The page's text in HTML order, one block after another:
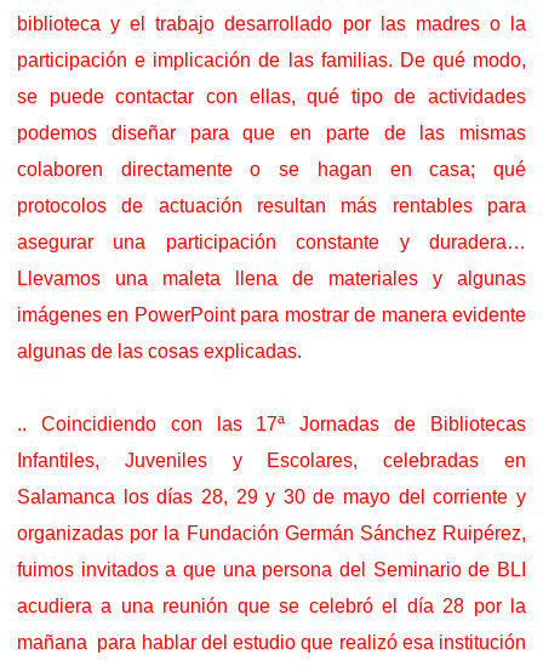
biblioteca y el trabajo desarrollado por las madres o la
participación e implicación de las familias. De qué modo,
se puede contactar con ellas, qué tipo de actividades
podemos diseñar para que en parte de las mismas
colaboren directamente o se hagan en casa; qué
protocolos de actuación resultan más rentables para
asegurar una participación constante y duradera…
Llevamos una maleta llena de materiales y algunas
imágenes en PowerPoint para mostrar de manera evidente
algunas de las cosas explicadas.
.. Coincidiendo con las 17ª Jornadas de Bibliotecas
Infantiles, Juveniles y Escolares, celebradas en
Salamanca los días 28, 29 y 30 de mayo del corriente y
organizadas por la Fundación Germán Sánchez Ruipérez,
fuimos invitados a que una persona del Seminario de BLI
acudiera a una reunión que se celebró el día 28 por la
mañana para hablar del estudio que realizó esa institución